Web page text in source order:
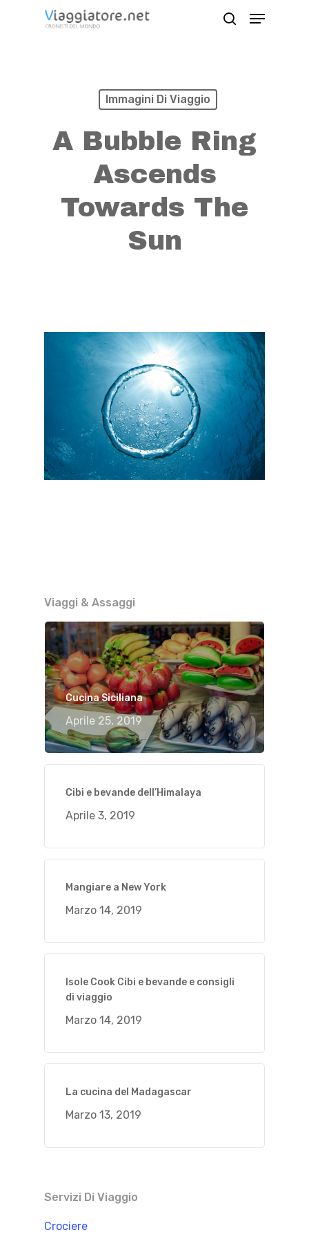
Menu
Immagini Di Viaggio
A Bubble Ring
Ascends
Towards The
Sun
Viaggi & Assaggi
Cucina Siciliana
Aprile 25, 2019
Cibi e bevande dell’Himalaya
Aprile 3, 2019
Mangiare a New York
Marzo 14, 2019
Isole Cook Cibi e bevande e consigli
di viaggio
Marzo 14, 2019
La cucina del Madagascar
Marzo 13, 2019
Servizi Di Viaggio
Crociere